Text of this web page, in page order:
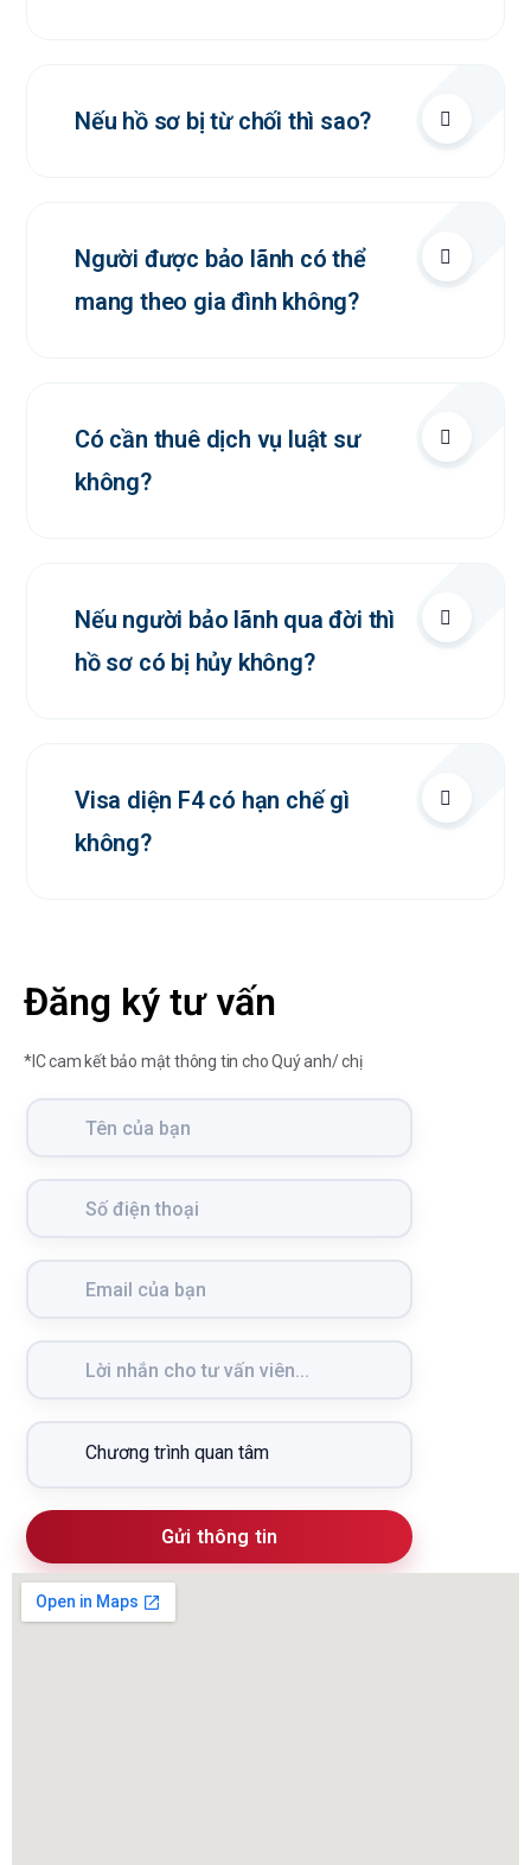
Nếu hồ sơ bị từ chối thì sao?
Người được bảo lãnh có thể
mang theo gia đình không?
Có cần thuê dịch vụ luật sư
không?
Nếu người bảo lãnh qua đời thì
hồ sơ có bị hủy không?
Visa diện F4 có hạn chế gì
không?
Đăng ký tư vấn
*IC cam kết bảo mật thông tin cho Quý anh/ chị
Gửi thông tin